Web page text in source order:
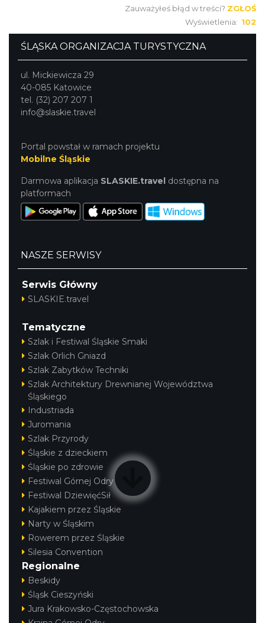
Zauważyłeś błąd w treści? ZGŁOŚ
Wyświetlenia: 102
ŚLĄSKA ORGANIZACJA TURYSTYCZNA
ul. Mickiewicza 29
40-085 Katowice
tel. (32) 207 207 1
info@slaskie.travel
Portal powstał w ramach projektu
Mobilne Śląskie
Darmowa aplikacja SLASKIE.travel dostępna na
platformach
NASZE SERWISY
Serwis Główny
SLASKIE.travel
Tematyczne
Szlak i Festiwal Śląskie Smaki
Szlak Orlich Gniazd
Szlak Zabytków Techniki
Szlak Architektury Drewnianej Województwa
Śląskiego
Industriada
Juromania
Szlak Przyrody
Śląskie z dzieckiem
Śląskie po zdrowie
Festiwal Górnej Odry
Festiwal DziewięćSił
Kajakiem przez Śląskie
Narty w Śląskim
Rowerem przez Śląskie
Silesia Convention
Regionalne
Beskidy
Śląsk Cieszyński
Jura Krakowsko-Częstochowska